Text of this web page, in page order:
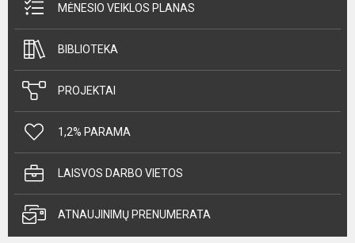
MĖNESIO VEIKLOS PLANAS
BIBLIOTEKA
PROJEKTAI
1,2% PARAMA
LAISVOS DARBO VIETOS
ATNAUJINIMŲ PRENUMERATA